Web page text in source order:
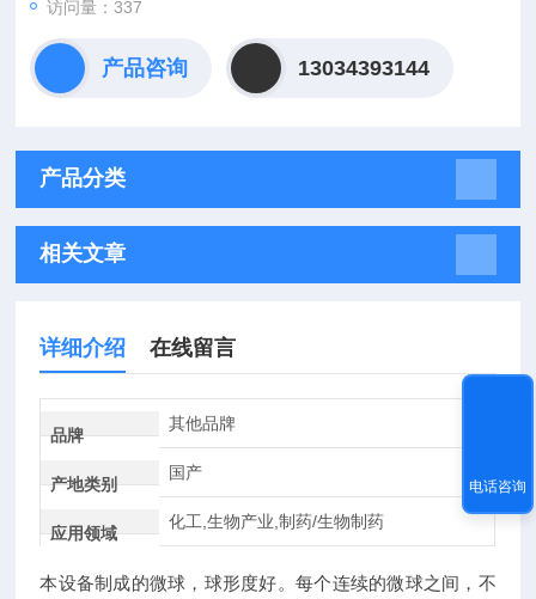
访问量：337
产品咨询 13034393144
产品分类
相关文章
详细介绍 在线留言
品牌
其他品牌
产地类别
国产
应用领域
化工,生物产业,制药/生物制药
本设备制成的微球，球形度好。每个连续的微球之间，不
电话咨询